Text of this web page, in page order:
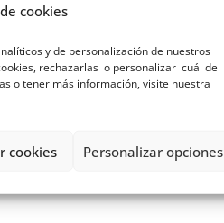
cookies
y de personalización de nuestros
rechazarlas o personalizar cuál de
o tener más información, visite nuestra
cookies Personalizar opciones